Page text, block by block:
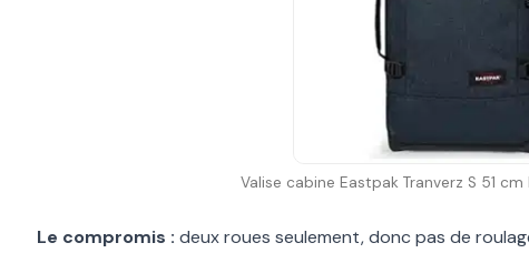
Valise cabine Eastpak Tranverz S 51
Le compromis : deux roues seulement, donc pas de